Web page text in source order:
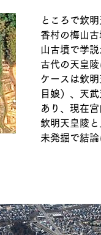
ところで欽
香村の梅山
山古墳で学説
古代の天皇
ケースは欽
目娘）、天
あり、現在
欽明天皇陵
未発掘で結論